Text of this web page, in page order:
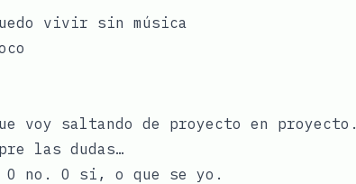
vivir sin música
voy saltando de proyecto en proyecto.
las dudas…
O no. O si, o que se yo.